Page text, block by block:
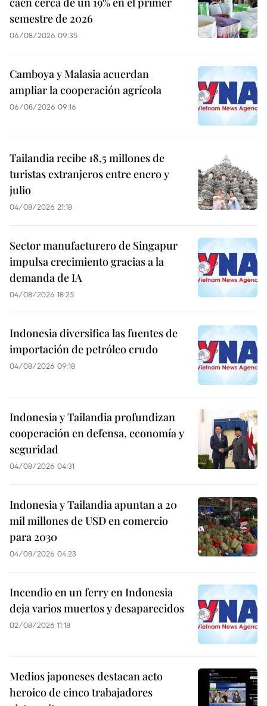
semestre de 2026
06/08/2026 09:35
Camboya y Malasia acuerdan
ampliar la cooperación agrícola
06/08/2026 09:16
Tailandia recibe 18,5 millones de
turistas extranjeros entre enero y
julio
04/08/2026 21:18
Sector manufacturero de Singapur
impulsa crecimiento gracias a la
demanda de IA
04/08/2026 18:25
Indonesia diversifica las fuentes de
importación de petróleo crudo
04/08/2026 09:18
Indonesia y Tailandia profundizan
cooperación en defensa, economía y
seguridad
04/08/2026 04:31
Indonesia y Tailandia apuntan a 20
mil millones de USD en comercio
para 2030
04/08/2026 04:23
Incendio en un ferry en Indonesia
deja varios muertos y desaparecidos
02/08/2026 11:18
Medios japoneses destacan acto
heroico de cinco trabajadores